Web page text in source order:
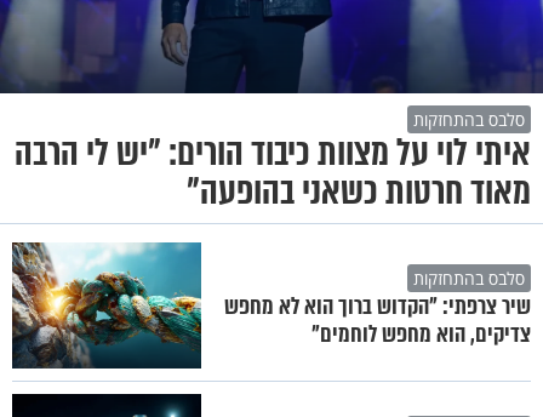
סלבס בהתחזקות
איתי לוי על מצוות כיבוד הורים: "יש לי הרבה
מאוד חרטות כשאני בהופעה"
סלבס בהתחזקות
שיר צרפתי: "הקדוש ברוך הוא לא מחפש
צדיקים, הוא מחפש לוחמים"